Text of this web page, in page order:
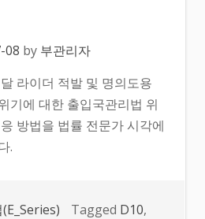
08 by 부관리자
라이더 적발 및 명의도용
기에 대한 출입국관리법 위
방법을 법률 전문가 시각에
.
Tagged D10,